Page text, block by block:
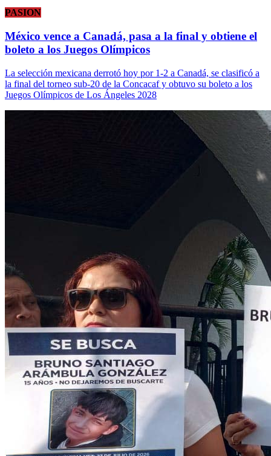
PASION
México vence a Canadá, pasa a la final y obtiene el
boleto a los Juegos Olímpicos
La selección mexicana derrotó hoy por 1-2 a Canadá, se clasificó a
la final del torneo sub-20 de la Concacaf y obtuvo su boleto a los
Juegos Olímpicos de Los Ángeles 2028